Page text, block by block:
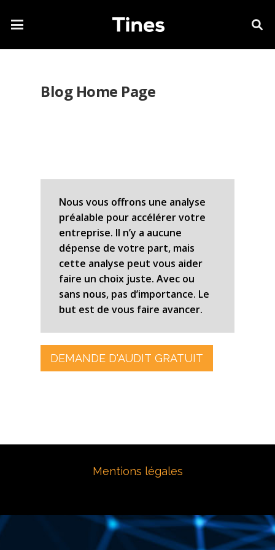
Blog Home Page
Nous vous offrons une analyse
préalable pour accélérer votre
entreprise. Il n’y a aucune
dépense de votre part, mais
cette analyse peut vous aider
faire un choix juste. Avec ou
sans nous, pas d’importance. Le
but est de vous faire avancer.
DEMANDE D'AUDIT GRATUIT
Mentions légales